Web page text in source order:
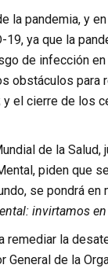
la pandemia, y
ya que la
de infección
obstáculos para
el cierre de los
de la Salud,
piden que
se pondrá en
invirtamos en
remediar la
de la